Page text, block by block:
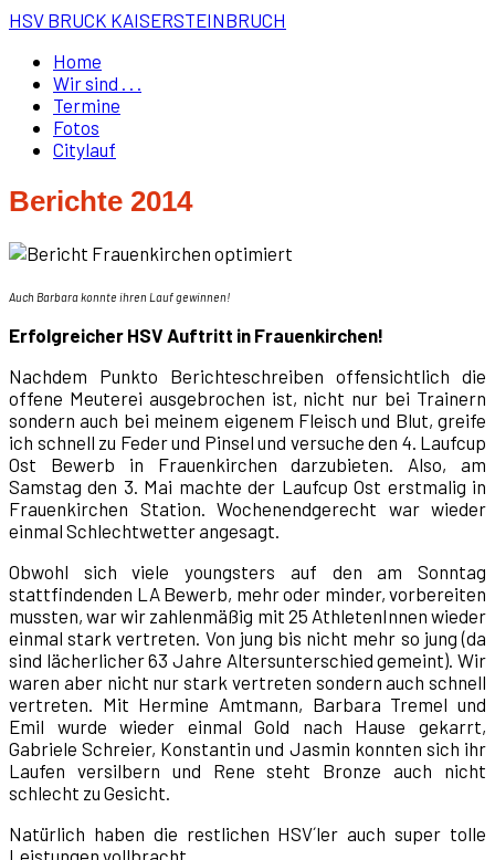
HSV BRUCK KAISERSTEINBRUCH
Home
Wir sind . . .
Termine
Fotos
Citylauf
Berichte 2014
Auch Barbara konnte ihren Lauf gewinnen!
Erfolgreicher HSV Auftritt in Frauenkirchen!
Nachdem Punkto Berichteschreiben offensichtlich die
offene Meuterei ausgebrochen ist, nicht nur bei Trainern
sondern auch bei meinem eigenem Fleisch und Blut, greife
ich schnell zu Feder und Pinsel und versuche den 4. Laufcup
Ost Bewerb in Frauenkirchen darzubieten. Also, am
Samstag den 3. Mai machte der Laufcup Ost erstmalig in
Frauenkirchen Station. Wochenendgerecht war wieder
einmal Schlechtwetter angesagt.
Obwohl sich viele youngsters auf den am Sonntag
stattfindenden LA Bewerb, mehr oder minder, vorbereiten
mussten, war wir zahlenmäßig mit 25 AthletenInnen wieder
einmal stark vertreten. Von jung bis nicht mehr so jung (da
sind lächerlicher 63 Jahre Altersunterschied gemeint). Wir
waren aber nicht nur stark vertreten sondern auch schnell
vertreten. Mit Hermine Amtmann, Barbara Tremel und
Emil wurde wieder einmal Gold nach Hause gekarrt,
Gabriele Schreier, Konstantin und Jasmin konnten sich ihr
Laufen versilbern und Rene steht Bronze auch nicht
schlecht zu Gesicht.
Natürlich haben die restlichen HSV´ler auch super tolle